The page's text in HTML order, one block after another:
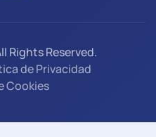
Rights Reserved.
de Privacidad
Cookies